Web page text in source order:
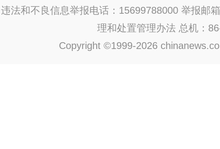
违法和不良信息举报电话：15699788000 举报邮
理和处置管理办法 总机：
Copyright ©1999-2026